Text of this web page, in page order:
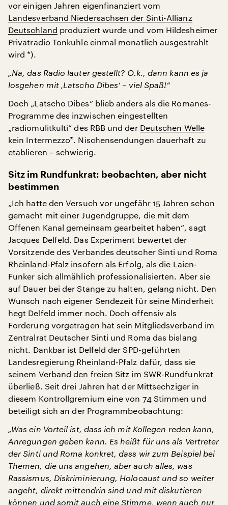
vor einigen Jahren eigenfinanziert vom
Landesverband Niedersachsen der Sinti-Allianz
Deutschland produziert wurde und vom Hildesheimer
Privatradio Tonkuhle einmal monatlich ausgestrahlt
wird *).
„Na, das Radio lauter gestellt? O.k., dann kann es ja
losgehen mit ‚Latscho Dibes‘ – viel Spaß!“
Doch „Latscho Dibes“ blieb anders als die Romanes-
Programme des inzwischen eingestellten
„radiomulitkulti“ des RBB und der Deutschen Welle
kein Intermezzo*. Nischensendungen dauerhaft zu
etablieren – schwierig.
Sitz im Rundfunkrat: beobachten, aber nicht
bestimmen
„Ich hatte den Versuch vor ungefähr 15 Jahren schon
gemacht mit einer Jugendgruppe, die mit dem
Offenen Kanal gemeinsam gearbeitet haben“, sagt
Jacques Delfeld. Das Experiment bewertet der
Vorsitzende des Verbandes deutscher Sinti und Roma
Rheinland-Pfalz insofern als Erfolg, als die Laien-
Funker sich allmählich professionalisierten. Aber sie
auf Dauer bei der Stange zu halten, gelang nicht. Den
Wunsch nach eigener Sendezeit für seine Minderheit
hegt Delfeld immer noch. Doch offensiv als
Forderung vorgetragen hat sein Mitgliedsverband im
Zentralrat Deutscher Sinti und Roma das bislang
nicht. Dankbar ist Delfeld der SPD-geführten
Landesregierung Rheinland-Pfalz dafür, dass sie
seinem Verband den freien Sitz im SWR-Rundfunkrat
überließ. Seit drei Jahren hat der Mittsechziger in
diesem Kontrollgremium eine von 74 Stimmen und
beteiligt sich an der Programmbeobachtung:
„Was ein Vorteil ist, dass ich mit Kollegen reden kann,
Anregungen geben kann. Es heißt für uns als Vertreter
der Sinti und Roma konkret, dass wir zum Beispiel bei
Themen, die uns angehen, aber auch alles, was
Rassismus, Diskriminierung, Holocaust und so weiter
angeht, direkt mittendrin sind und mit diskutieren
können und somit auch eine Stimme, wenn auch nur